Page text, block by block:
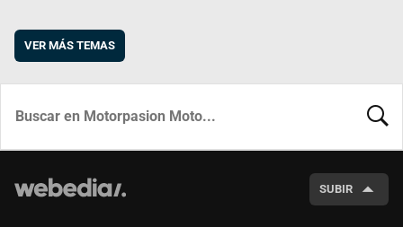
VER MÁS TEMAS
SUBIR